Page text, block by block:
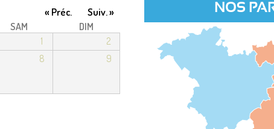
« Préc. Suiv. »
SAM
DIM
1
2
8 9
NOS